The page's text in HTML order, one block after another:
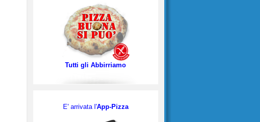
Tutti gli Abbirriamo
E' arrivata l'App-Pizza